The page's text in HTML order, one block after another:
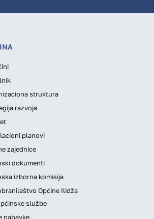
struktura
razvoja
planovi
zajednice
dokumenti
izborna komisija
Općine Ilidža
službe
nabavke